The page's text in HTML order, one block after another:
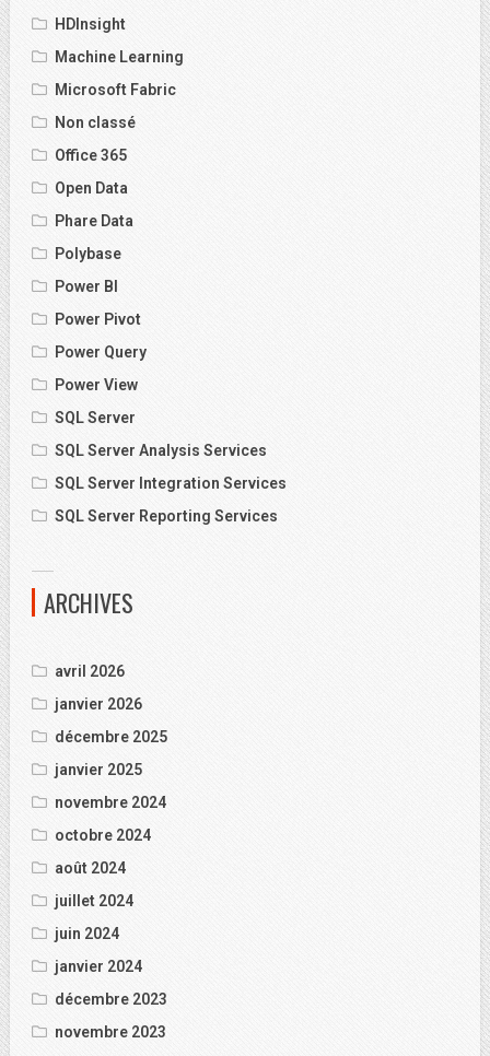
HDInsight
Machine Learning
Microsoft Fabric
Non classé
Office 365
Open Data
Phare Data
Polybase
Power BI
Power Pivot
Power Query
Power View
SQL Server
SQL Server Analysis Services
SQL Server Integration Services
SQL Server Reporting Services
ARCHIVES
avril 2026
janvier 2026
décembre 2025
janvier 2025
novembre 2024
octobre 2024
août 2024
juillet 2024
juin 2024
janvier 2024
décembre 2023
novembre 2023